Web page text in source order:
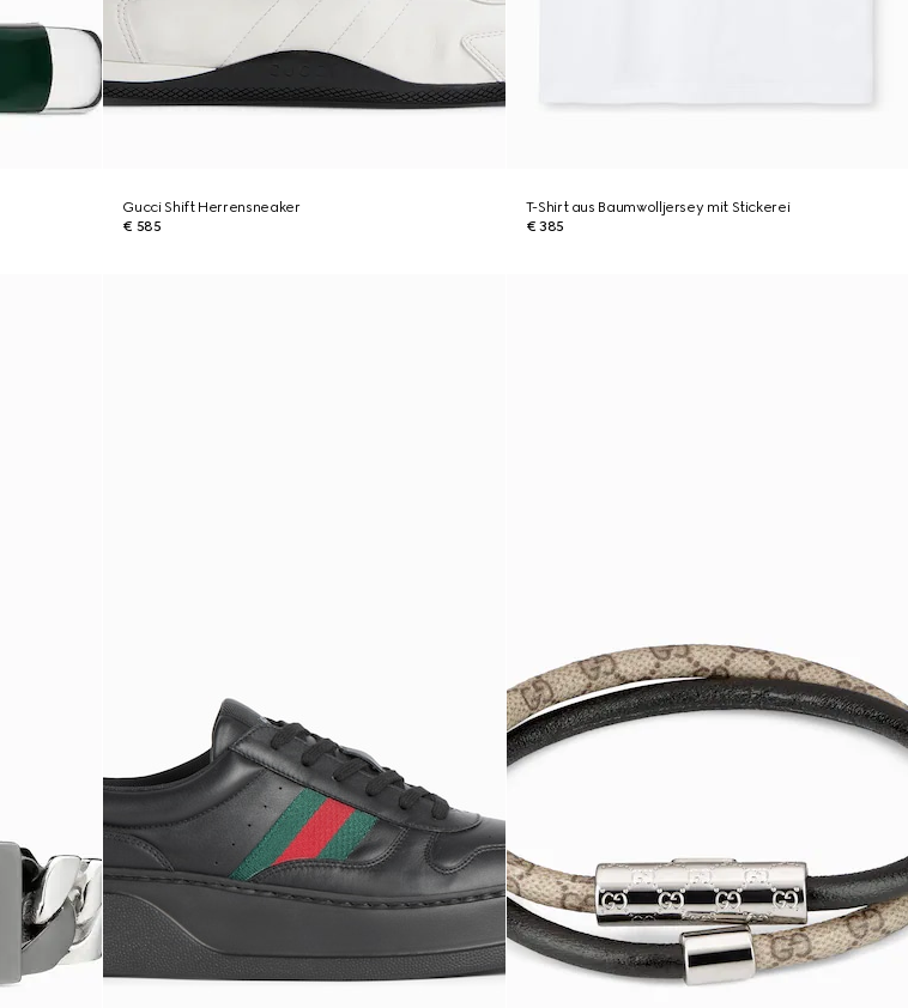
Gucci Shift Herrensneaker
€ 585
T-Shirt aus Baumwolljersey mit Stickerei
€ 385